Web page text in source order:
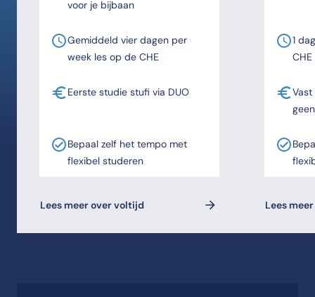
voor je bijbaan
Gemiddeld vier dagen per
week les op de CHE
Eerste studie stufi via DUO
Bepaal zelf het tempo met
flexibel studeren
Lees meer over voltijd
1
CHE
Lees